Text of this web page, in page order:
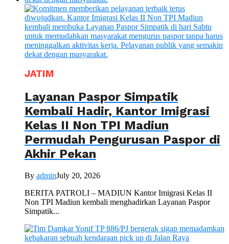
JATIM
Layanan Paspor Simpatik
Kembali Hadir, Kantor Imigrasi
Kelas II Non TPI Madiun
Permudah Pengurusan Paspor di
Akhir Pekan
By adminJuly 20, 2026
BERITA PATROLI – MADIUN Kantor Imigrasi Kelas II
Non TPI Madiun kembali menghadirkan Layanan Paspor
Simpatik...